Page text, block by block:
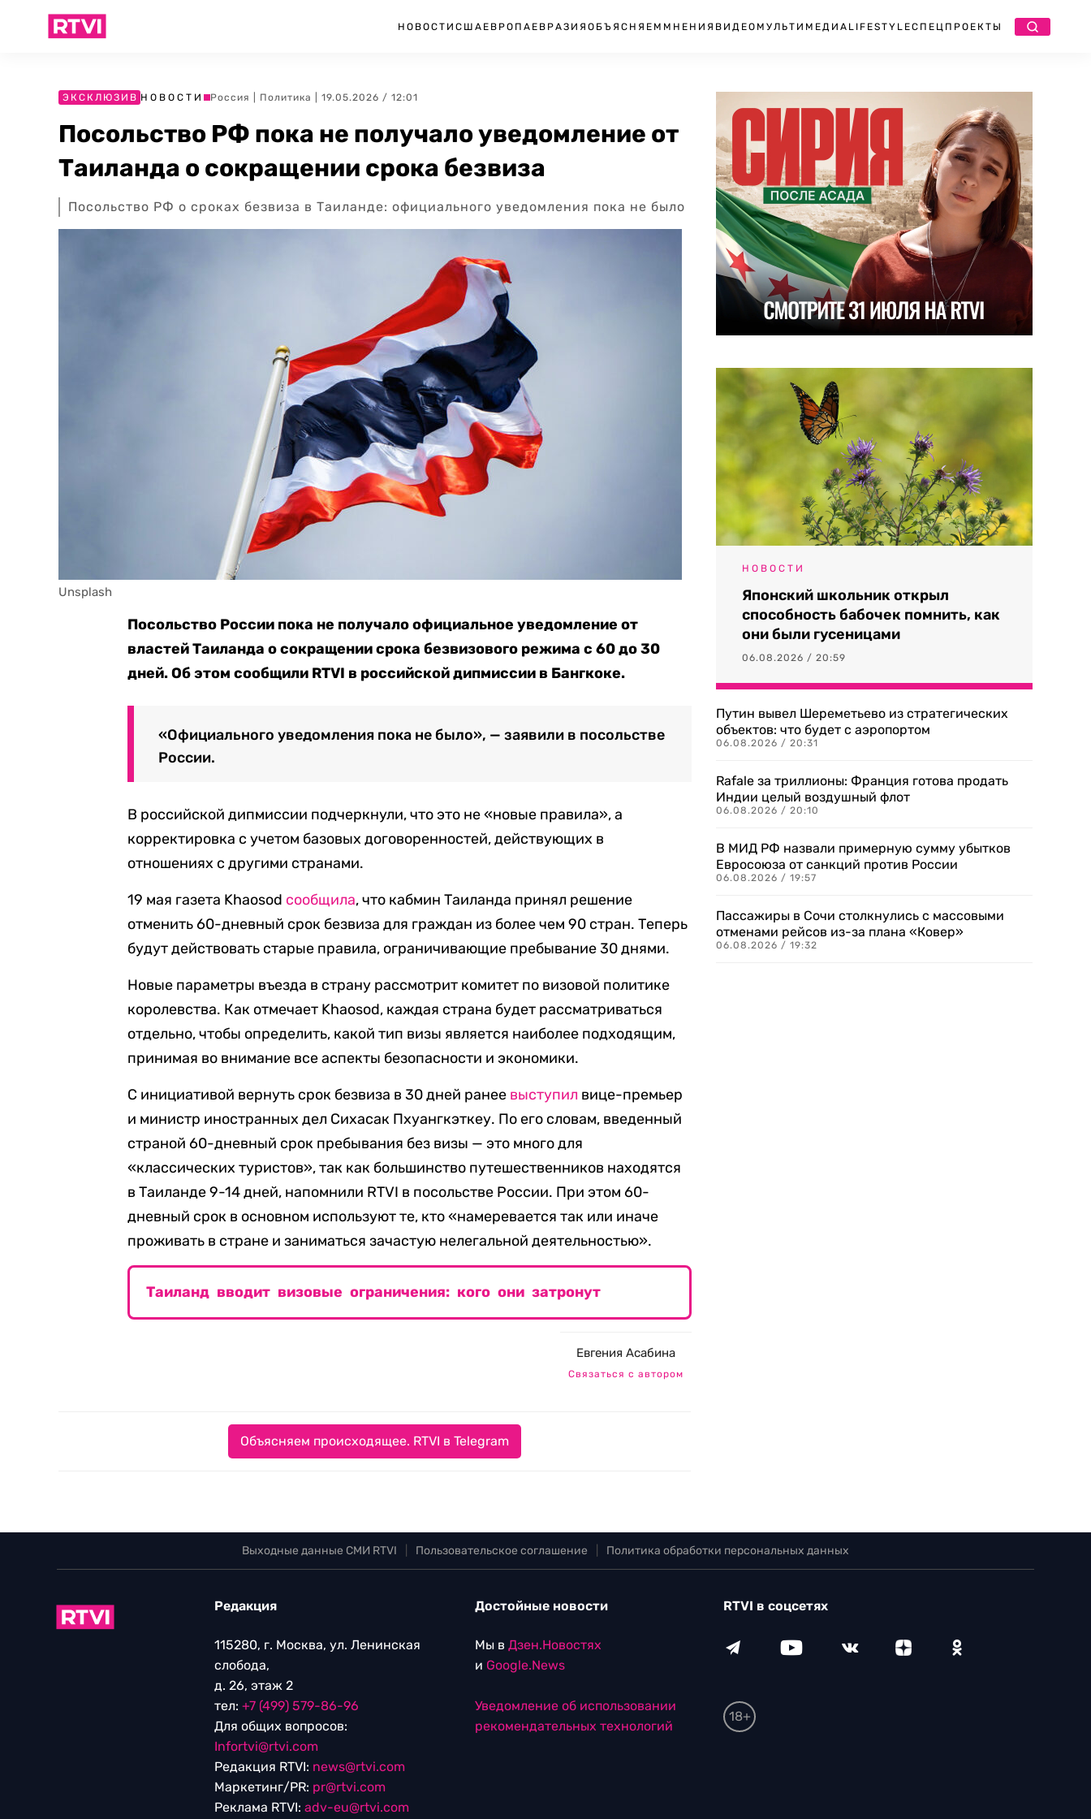
НОВОСТИ США ЕВРОПА ЕВРАЗИЯ ОБЪЯСНЯЕМ МНЕНИЯ ВИДЕО МУЛЬТИМЕДИА LIFESTYLEСПЕЦПРОЕКТЫ
ЭКСКЛЮЗИВ НОВОСТИ Россия Политика | 19.05.2026 / 12:01
Посольство РФ пока не получало уведомление от
Таиланда о сокращении срока безвиза
Посольство РФ о сроках безвиза в Таиланде: официального уведомления пока не было
Unsplash
Посольство России пока не получало официальное уведомление от
властей Таиланда о сокращении срока безвизового режима с 60 до 30
дней. Об этом сообщили RTVI в российской дипмиссии в Бангкоке.
«Официального уведомления пока не было», — заявили в посольстве
России.
В российской дипмиссии подчеркнули, что это не «новые правила», а
корректировка с учетом базовых договоренностей, действующих в
отношениях с другими странами.
19 мая газета Khaosod сообщила, что кабмин Таиланда принял решение
отменить 60-дневный срок безвиза для граждан из более чем 90 стран. Теперь
будут действовать старые правила, ограничивающие пребывание 30 днями.
Новые параметры въезда в страну рассмотрит комитет по визовой политике
королевства. Как отмечает Khaosod, каждая страна будет рассматриваться
отдельно, чтобы определить, какой тип визы является наиболее подходящим,
принимая во внимание все аспекты безопасности и экономики.
С инициативой вернуть срок безвиза в 30 дней ранее выступил вице-премьер
и министр иностранных дел Сихасак Пхуангкэткеу. По его словам, введенный
страной 60-дневный срок пребывания без визы — это много для
«классических туристов», так как большинство путешественников находятся
в Таиланде 9-14 дней, напомнили RTVI в посольстве России. При этом 60-
дневный срок в основном используют те, кто «намеревается так или иначе
проживать в стране и заниматься зачастую нелегальной деятельностью».
Таиланд вводит визовые ограничения: кого они затронут
Евгения Асабина
Связаться с автором
Объясняем происходящее. RTVI в Telegram
НОВОСТИ
Японский школьник открыл
способность бабочек помнить, как
они были гусеницами
06.08.2026 / 20:59
Путин вывел Шереметьево из стратегических
объектов: что будет с аэропортом
06.08.2026 / 20:31
Rafale за триллионы: Франция готова продать
Индии целый воздушный флот
06.08.2026 / 20:10
В МИД РФ назвали примерную сумму убытков
Евросоюза от санкций против России
06.08.2026 / 19:57
Пассажиры в Сочи столкнулись с массовыми
отменами рейсов из-за плана «Ковер»
06.08.2026 / 19:32
Выходные данные СМИ RTVI Пользовательское соглашение Политика обработки персональных данных
Редакция
115280, г. Москва, ул. Ленинская
слобода,
д. 26, этаж 2
тел: +7 (499) 579-86-96
Для общих вопросов:
Infortvi@rtvi.com
Редакция RTVI: news@rtvi.com
Маркетинг/PR: pr@rtvi.com
Реклама RTVI: adv-eu@rtvi.com
Достойные новости
Мы в Дзен.Новостях
и Google.News
Уведомление об использовании
рекомендательных технологий
RTVI в соцсетях
18+